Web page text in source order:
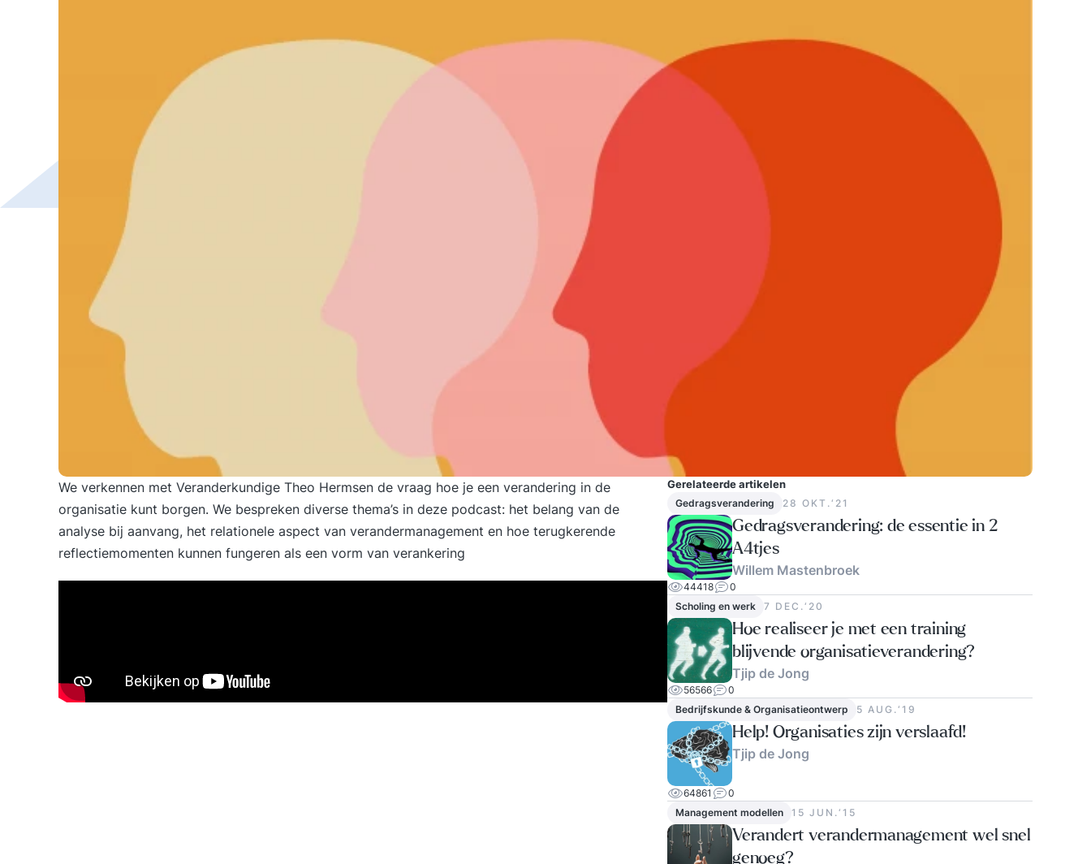
We verkennen met Veranderkundige Theo Hermsen de vraag hoe je een verandering in de
organisatie kunt borgen. We bespreken diverse thema’s in deze podcast: het belang van de
analyse bij aanvang, het relationele aspect van verandermanagement en hoe terugkerende
reflectiemomenten kunnen fungeren als een vorm van verankering
Gerelateerde artikelen
Gedragsverandering 28 OKT.‘21
Gedragsverandering: de essentie in 2
A4tjes
Willem Mastenbroek
44418
0
Scholing en werk
7 DEC.‘20
Hoe realiseer je met een training
blijvende organisatieverandering?
Tjip de Jong
56566
0
Bedrijfskunde & Organisatieontwerp
5 AUG.‘19
Help! Organisaties zijn verslaafd!
Tjip de Jong
64861
0
Management modellen
15 JUN.‘15
Verandert verandermanagement wel snel
genoeg?